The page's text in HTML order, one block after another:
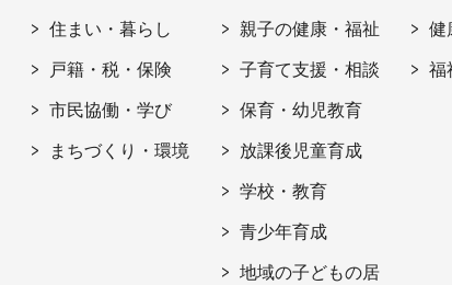
住まい・暮らし
戸籍・税・保険
市民協働・学び
まちづくり・環境
親子の健康・福祉
子育て支援・相談
保育・幼児教育
放課後児童育成
学校・教育
青少年育成
地域の子どもの居
健
福